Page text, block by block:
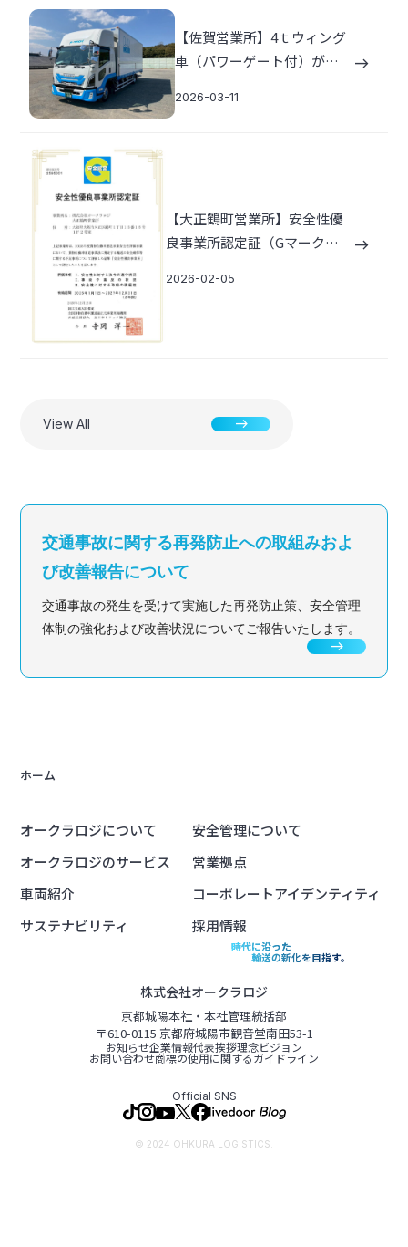
View All east
【佐賀営業所】4ｔウィング
車（パワーゲート付）が納
2026-03-11
east
【大正鶴町営業所】安全性優
良事業所認定証（Gマーク）
2026-02-05
east
交通事故に関する再発防止への取組みおよ
び改善報告について
交通事故の発生を受けて実施した再発防止策、安全管理
体制の強化および改善状況についてご報告いたします。
east
ホーム
オークラロジについて
オークラロジのサービス
車両紹介
サステナビリティ
安全管理について
営業拠点
コーポレートアイデンティティ
採用情報
時代に沿った
輸送の新化を目指す。
お知らせ企業情報代表挨拶理念ビジョン
お問い合わせ商標の使用に関するガイドライン
Official SNS
© 2024 OHKURA LOGISTICS.
株式会社オークラロジ
京都城陽本社・本社管理統括部
〒610-0115 京都府城陽市観音堂南田53-1